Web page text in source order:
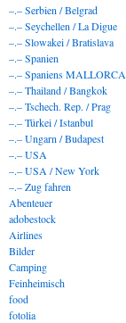
–.– Serbien / Belgrad
–.– Seychellen / La Digue
–.– Slowakei / Bratislava
–.– Spanien
–.– Spaniens MALLORCA
–.– Thailand / Bangkok
–.– Tschech. Rep. / Prag
–.– Türkei / Istanbul
–.– Ungarn / Budapest
–.– USA
–.– USA / New York
–.– Zug fahren
Abenteuer
adobestock
Airlines
Bilder
Camping
Feinheimisch
food
fotolia